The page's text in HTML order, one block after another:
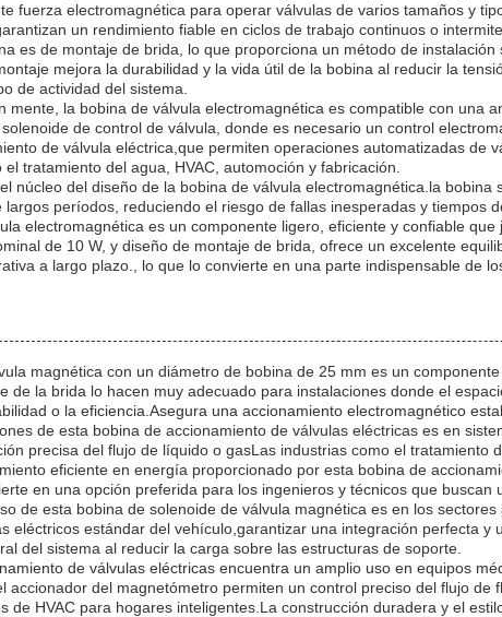
fuerza electromagnética para operar válvulas de varios tamaños y
un rendimiento fiable en ciclos de trabajo continuos o
es de montaje de brida, lo que proporciona un método de
mejora la durabilidad y la vida útil de la bobina al reducir la
de actividad del sistema.
mente, la bobina de válvula electromagnética es compatible con
de control de válvula, donde es necesario un control
de válvula eléctrica,que permiten operaciones automatizadas
tratamiento del agua, HVAC, automoción y fabricación.
núcleo del diseño de la bobina de válvula electromagnética.la
períodos, reduciendo el riesgo de fallas inesperadas y tiempos
electromagnética es un componente ligero, eficiente y confiable
de 10 W, y diseño de montaje de brida, ofrece un excelente
a largo plazo., lo que lo convierte en una parte indispensable de
magnética con un diámetro de bobina de 25 mm es un
de la brida lo hacen muy adecuado para instalaciones donde el
o la eficiencia.Asegura una accionamiento electromagnético
de esta bobina de accionamiento de válvulas eléctricas es en
precisa del flujo de líquido o gasLas industrias como el
eficiente en energía proporcionado por esta bobina de
en una opción preferida para los ingenieros y técnicos que buscan
de esta bobina de solenoide de válvula magnética es en los
eléctricos estándar del vehículo,garantizar una integración perfecta
del sistema al reducir la carga sobre las estructuras de soporte.
de válvulas eléctricas encuentra un amplio uso en equipos
accionador del magnetómetro permiten un control preciso del flujo
de HVAC para hogares inteligentes.La construcción duradera y el